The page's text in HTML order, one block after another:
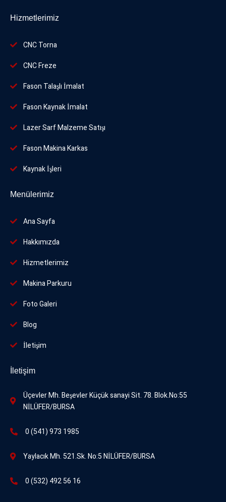
Hizmetlerimiz
CNC Torna
CNC Freze
Fason Talaşlı İmalat
Fason Kaynak İmalat
Lazer Sarf Malzeme Satışı
Fason Makina Karkas
Kaynak İşleri
Menülerimiz
Ana Sayfa
Hakkımızda
Hizmetlerimiz
Makina Parkuru
FotoGaleri
Blog
İletişim
İletişim
Üçevler Mh. Beşevler Küçük sanayi Sit. 78. Blok.No:55
NİLÜFER/BURSA
0 (541) 973 1985
Yaylacık Mh. 521.Sk. No:5 NİLÜFER/BURSA
0 (532) 492 56 16